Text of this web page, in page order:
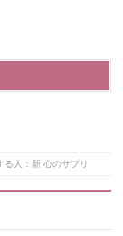
る人：新 心のサプリ